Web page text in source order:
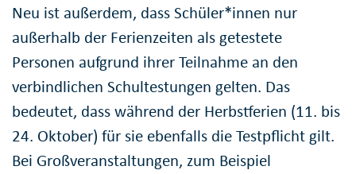
Neu ist außerdem, dass Schüler*innen nur
außerhalb der Ferienzeiten als getestete
Personen aufgrund ihrer Teilnahme an den
verbindlichen Schultestungen gelten. Das
bedeutet, dass während der Herbstferien (11. bis
24. Oktober) für sie ebenfalls die Testpflicht gilt.
Bei Großveranstaltungen, zum Beispiel